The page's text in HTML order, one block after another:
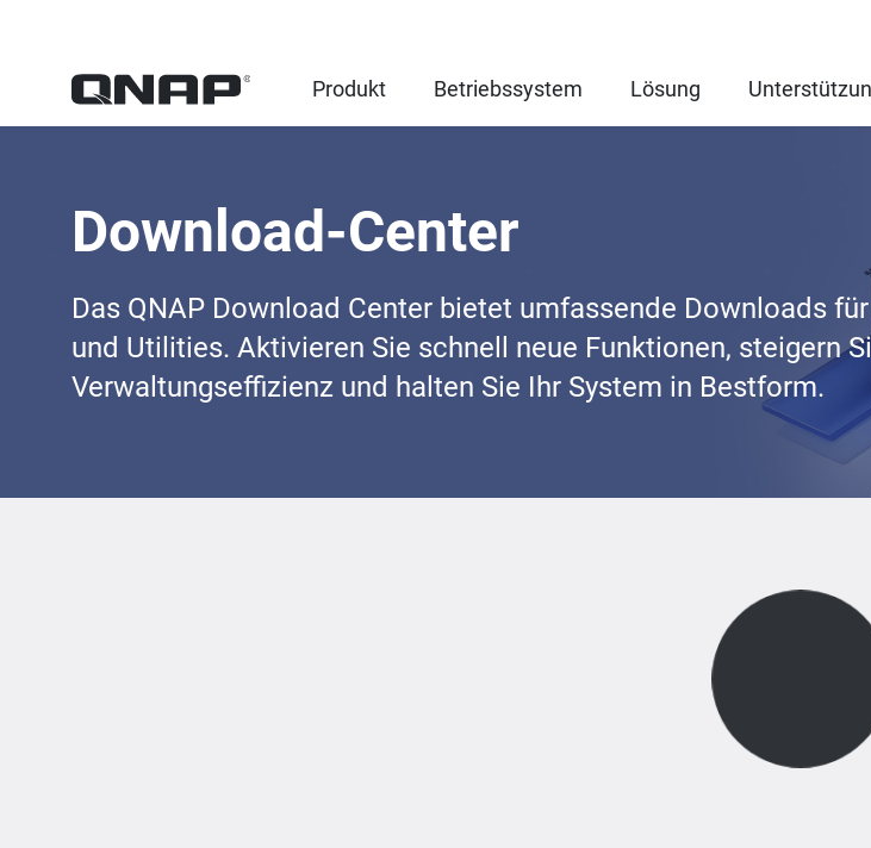
Produkt Betriebssystem Lösung
Download-Center
Das QNAP Download Center bietet umfassende Downloads für
und Utilities. Aktivieren Sie schnell neue Funktionen, steigern
Verwaltungseffizienz und halten Sie Ihr System in Bestform.
Loading...